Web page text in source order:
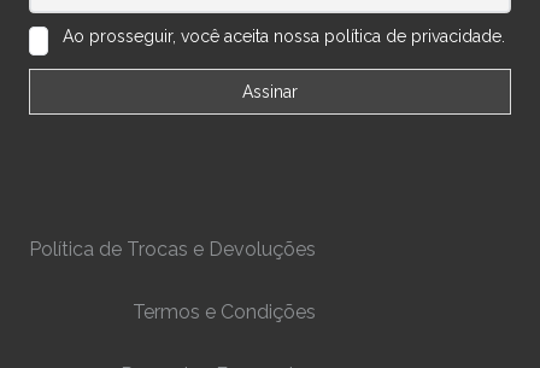
Ao prosseguir, você aceita nossa política de privacidade.
Política de Trocas e Devoluções
Termos e Condições